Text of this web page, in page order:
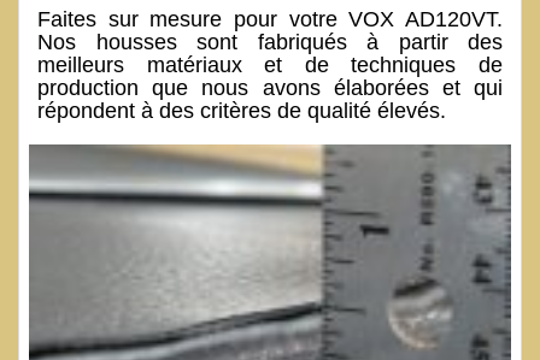
Faites sur mesure pour votre VOX AD120VT.
Nos housses sont fabriqués à partir des
meilleurs matériaux et de techniques de
production que nous avons élaborées et qui
répondent à des critères de qualité élevés.